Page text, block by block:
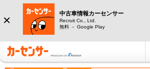
中古車情報カーセンサー
Recruit Co., Ltd.
無料 － Google Play